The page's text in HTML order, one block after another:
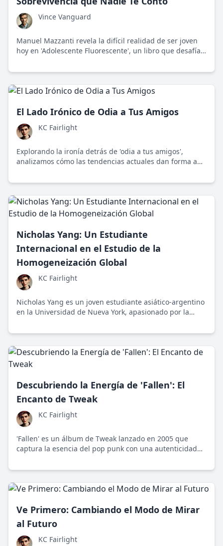
Vince Vanguard
Manuel Mazzanti revela la difícil realidad de ser joven
hoy en 'Adolescente Fluorescente', un libro que desafía
El Lado Irónico de Odia a Tus Amigos
KC Fairlight
Explorando la ironía detrás de 'odia a tus amigos',
analizamos cómo las tendencias actuales dan forma a
sociales dominantes.
Nicholas Yang: Un Estudiante
Internacional en el Estudio de la
Homogeneización Global
KC Fairlight
Nicholas Yang es un joven estudiante asiático-argentino
en la Universidad de Nueva York, apasionado por la
experiencia lo convierten en un defensor del diálogo y la
Descubriendo la Energía de 'Fallen': El
Encanto de Tweak
KC Fairlight
'Fallen' es un álbum de Tweak lanzado en 2005 que
captura la esencia del pop punk con una autenticidad
Sudáfrica, su mensaje es universal y atemporal.
Ve Primero: Cambiando el Modo de Mirar
al Futuro
KC Fairlight